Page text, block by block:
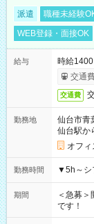
派遣 職種未経験
WEB登録・面接OK
給与
時給
交通
交通費
勤務地
仙台市青
仙台駅か
オフ
勤務時間
期間
＜急募
です！